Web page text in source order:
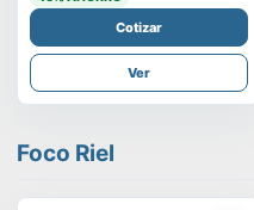
Cotizar
Ver
Foco Riel